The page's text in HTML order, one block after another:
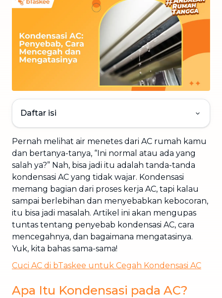
Daftar isi
Pernah melihat air menetes dari AC rumah kamu
dan bertanya-tanya, “Ini normal atau ada yang
salah ya?” Nah, bisa jadi itu adalah tanda-tanda
kondensasi AC yang tidak wajar. Kondensasi
memang bagian dari proses kerja AC, tapi kalau
sampai berlebihan dan menyebabkan kebocoran,
itu bisa jadi masalah. Artikel ini akan mengupas
tuntas tentang penyebab kondensasi AC, cara
mencegahnya, dan bagaimana mengatasinya.
Yuk, kita bahas sama-sama!
Cuci AC di bTaskee untuk Cegah Kondensasi AC
Apa Itu Kondensasi pada AC?